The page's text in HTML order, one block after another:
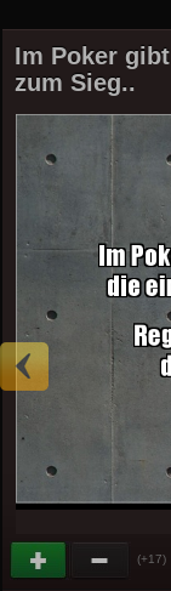
Im Poker
zum Sieg..
(+17)